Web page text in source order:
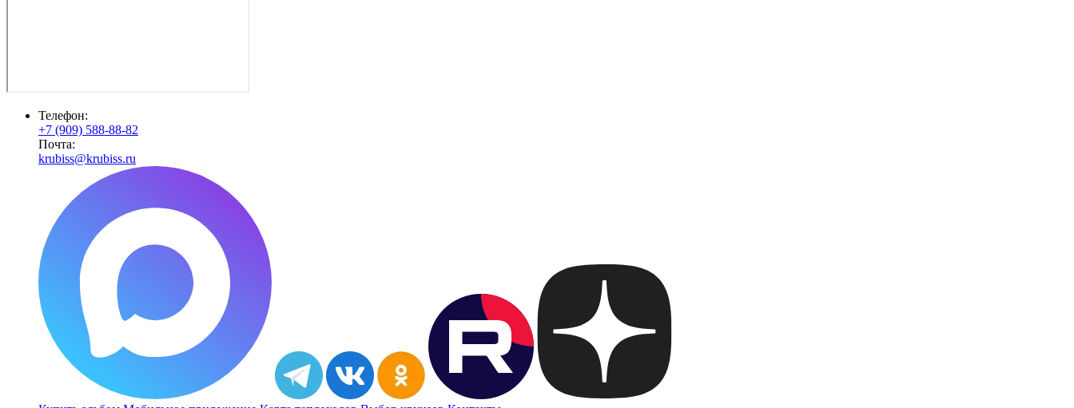
Телефон:
+7 (909) 588-88-82
Почта:
krubiss@krubiss.ru